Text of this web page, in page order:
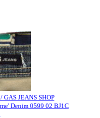
JEANS SHOP
Denim 0599 02 BJ1C